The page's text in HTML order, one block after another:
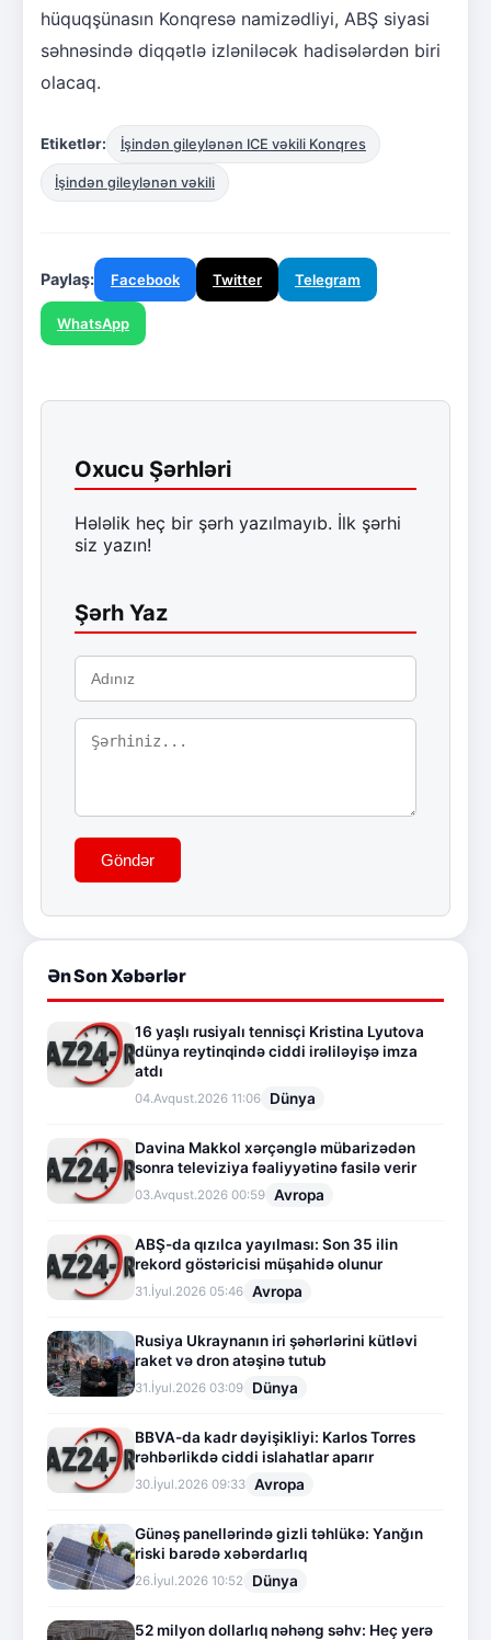
hüquqşünasın Konqresə namizədliyi, ABŞ siyasi
səhnəsində diqqətlə izləniləcək hadisələrdən biri
olacaq.
Etiketlər: İşindən gileylənən ICE vəkili Konqres
İşindən gileylənən vəkili
Paylaş: Facebook Twitter Telegram
WhatsApp
Oxucu Şərhləri
Hələlik heç bir şərh yazılmayıb. İlk şərhi
siz yazın!
Şərh Yaz
Göndər
Ən Son Xəbərlər
16 yaşlı rusiyalı tennisçi Kristina Lyutova
dünya reytinqində ciddi irəliləyişə imza
atdı
04.Avqust.2026 11:06 Dünya
Davina Makkol xərçənglə mübarizədən
sonra televiziya fəaliyyətinə fasilə verir
03.Avqust.2026 00:59 Avropa
ABŞ-da qızılca yayılması: Son 35 ilin
rekord göstəricisi müşahidə olunur
31.İyul.2026 05:46 Avropa
Rusiya Ukraynanın iri şəhərlərini kütləvi
raket və dron atəşinə tutub
31.İyul.2026 03:09 Dünya
BBVA-da kadr dəyişikliyi: Karlos Torres
rəhbərlikdə ciddi islahatlar aparır
30.İyul.2026 09:33 Avropa
Günəş panellərində gizli təhlükə: Yanğın
riski barədə xəbərdarlıq
26.İyul.2026 10:52 Dünya
52 milyon dollarlıq nəhəng səhv: Heç yerə